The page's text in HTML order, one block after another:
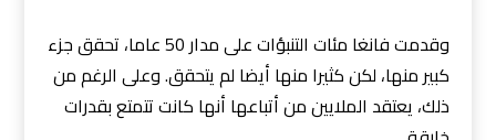
وقدمت فانغا مئات التنبؤات على مدار 50 عاما، تحقق جزء
كبير منها، لكن كثيرا منها أيضا لم يتحقق. وعلى الرغم من
ذلك، يعتقد الملايين من أتباعها أنها كانت تتمتع بقدرات